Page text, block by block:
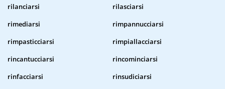
rilanciarsi
rilasciarsi
rimediarsi
rimpannucciarsi
rimpasticciarsi
rimpiallacciarsi
rincantucciarsi
rincominciarsi
rinfacciarsi
rinsudiciarsi